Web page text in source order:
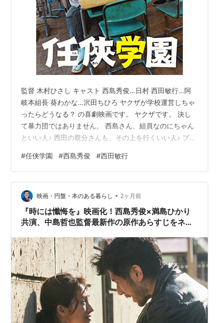
新社)
1994.10.29：『居酒屋ゆうれい』(サントリー＝テレ
ビ朝日＝東北新社＝キティ?フィルム)
TVドラマ
『山おんな壁おんな』
『純情きらり
』
『犬神家の一族』(2004)
『アンフェア』
『春、バーニーズで』
『仔犬のワルツ』
『恋する日曜日−丘をこえて−』
『菊次郎とさき
『笑顔の法則
』
『 [[あすなろ白書]]』
チーム・バチスタ 2 ジェネラル・ルージュの凱旋
（2010年4月 - ・関西テレビ） - 速水晃一 役
スペシャルドラマ「ストロベリーナイト」（2010年
11月13日、フジテレビ） - 菊田和男 役
スクール!!
(フジテレビ、2011年1月-3月)
終戦ドラマスペシャル『
犬の消えた日
』（日本テレ
監督 木村ひさし キャスト 西島秀俊…日村 西田敏行…阿
岐本組長 葵わかな…沢田ちひろ ヤクザが学校運営しちゃ
ったらどうなる？ の喜劇映画です。 ヤクザです。 決し
て暴力団ではありません。 西島さん、組員なのにちゃん
といい人♪ 西田の親分さんも、その上を行くいい人♪ プリ
た。 やっぱり義理と人情は大事だよなあ。 ホントに筋が
通ってて芯がある。 私、西島さんのちゃんとしたアクシ
ョンシーンって 今まで見たことなかったかもしれない。
銃撃で戦ってる映画ははあっても 体を張ったケンカシー
ンは初めてかも。 あ、こういうキレある動きができるん
だと。 でもな…
#任侠学園 #西島秀俊 #西田敏行
映画・円盤・本のある暮らし • 2ヶ月前
『時には懺悔を』映画化！西島秀俊×満島ひかり
共演、中島哲也監督最新作の原作あらすじをネタ